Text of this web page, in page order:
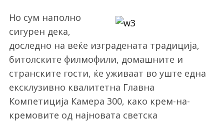
Но сум наполно
сигурен дека,
доследно на веќе изградената традиција,
битолските филмофили, домашните и
странските гости, ќе уживаат во уште една
ексклузивно квалитетна Главна
Компетиција Камера 300, како крем-на-
кремовите од најновата светска